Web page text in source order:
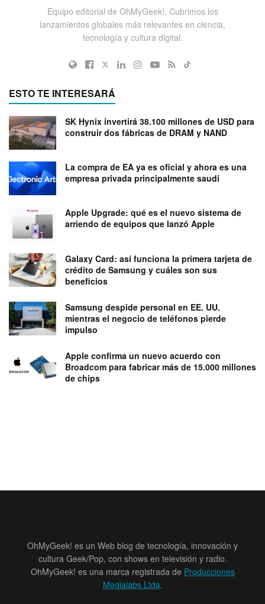
Equipo editorial de OhMyGeek!. Cubrimos los
lanzamientos globales más relevantes en ciencia,
tecnología y cultura digital.
ESTO TE INTERESARÁ
SK Hynix invertirá 38.100 millones de USD para
construir dos fábricas de DRAM y NAND
La compra de EA ya es oficial y ahora es una
empresa privada principalmente saudí
Apple Upgrade: qué es el nuevo sistema de
arriendo de equipos que lanzó Apple
Galaxy Card: así funciona la primera tarjeta de
crédito de Samsung y cuáles son sus
beneficios
Samsung despide personal en EE. UU.
mientras el negocio de teléfonos pierde
impulso
Apple confirma un nuevo acuerdo con
Broadcom para fabricar más de 15.000 millones
de chips
OhMyGeek! es un Web blog de tecnología, innovación y
cultura Geek/Pop, con shows en televisión y radio.
OhMyGeek! es una marca registrada de Producciones
Medialabs Ltda.